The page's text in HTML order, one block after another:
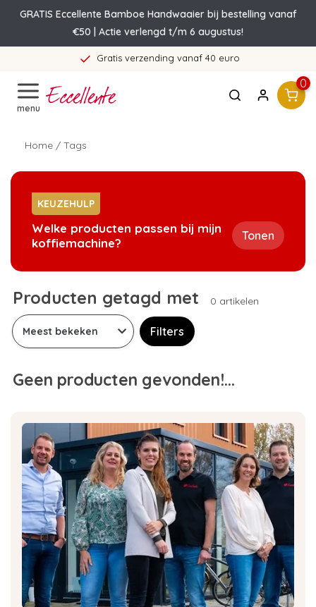
GRATIS Eccellente Bamboe Handwaaier bij bestelling vanaf
€50 | Actie verlengd t/m 6 augustus!
Gratis verzending vanaf 40 euro
menu
0
Home / Tags
KEUZEHULP
Welke producten passen bij mijn
koffiemachine?
Tonen
Producten getagd met 0 artikelen
Filters
Geen producten gevonden!...